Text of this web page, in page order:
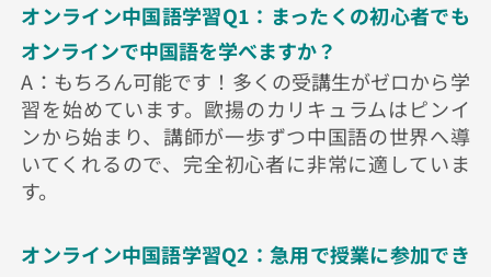
オンライン中国語学習Q1：まったくの初心者でも
オンラインで中国語を学べますか？
A：もちろん可能です！多くの受講生がゼロから学
習を始めています。歐揚のカリキュラムはピンイ
ンから始まり、講師が一歩ずつ中国語の世界へ導
いてくれるので、完全初心者に非常に適していま
す。
オンライン中国語学習Q2：急用で授業に参加でき